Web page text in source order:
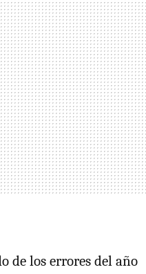
de los errores del año